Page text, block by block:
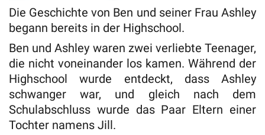
Die Geschichte von Ben und seiner Frau Ashley
begann bereits in der Highschool.
Ben und Ashley waren zwei verliebte Teenager,
die nicht voneinander los kamen. Während der
Highschool wurde entdeckt, dass Ashley
schwanger war, und gleich nach dem
Schulabschluss wurde das Paar Eltern einer
Tochter namens Jill.